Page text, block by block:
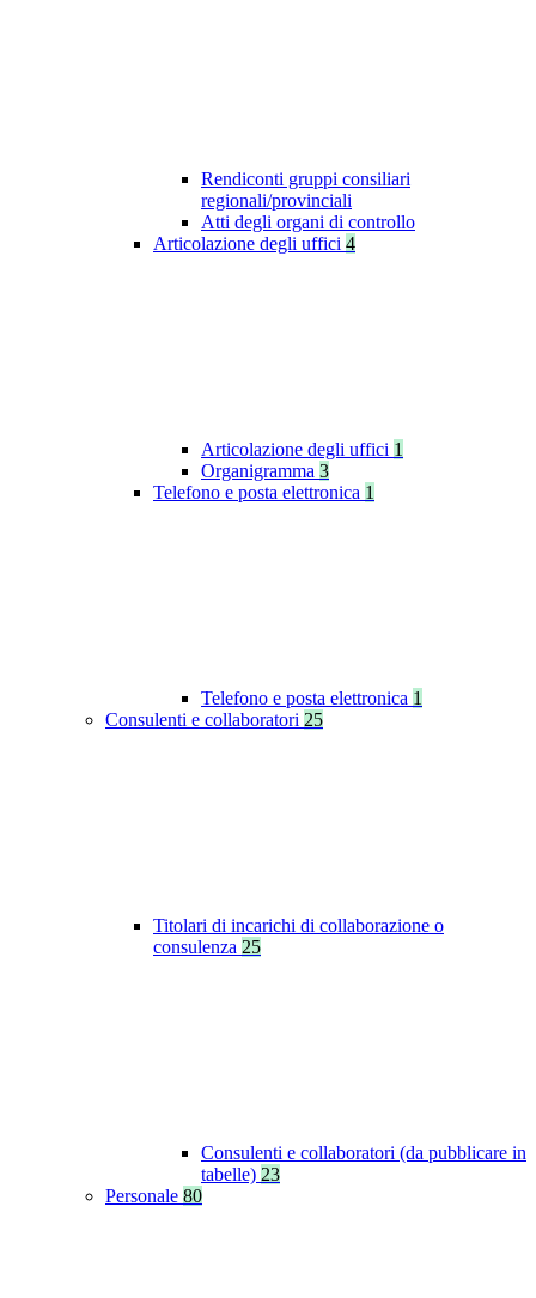
Rendiconti gruppi consiliari
regionali/provinciali
Atti degli organi di controllo
Articolazione degli uffici 4
Articolazione degli uffici 1
Organigramma 3
Telefono e posta elettronica 1
Telefono e posta elettronica 1
Consulenti e collaboratori 25
Titolari di incarichi di collaborazione o
consulenza 25
Consulenti e collaboratori (da pubblicare in
tabelle) 23
Personale 80